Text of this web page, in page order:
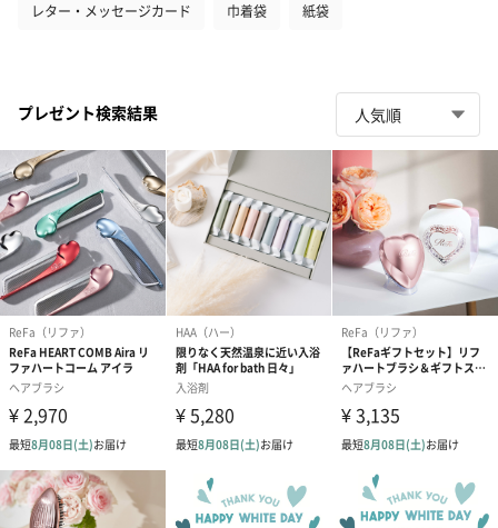
レター・メッセージカード 巾着袋 紙袋
プレゼント検索結果